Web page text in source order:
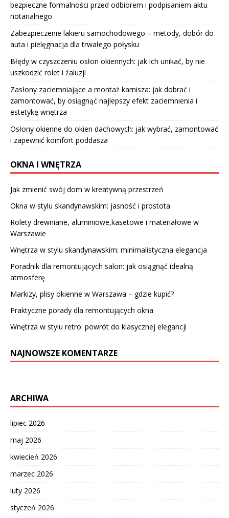
bezpieczne formalności przed odbiorem i podpisaniem aktu
notarialnego
Zabezpieczenie lakieru samochodowego – metody, dobór do
auta i pielęgnacja dla trwałego połysku
Błędy w czyszczeniu osłon okiennych: jak ich unikać, by nie
uszkodzić rolet i żaluzji
Zasłony zaciemniające a montaż karnisza: jak dobrać i
zamontować, by osiągnąć najlepszy efekt zaciemnienia i
estetykę wnętrza
Osłony okienne do okien dachowych: jak wybrać, zamontować
i zapewnić komfort poddasza
OKNA I WNĘTRZA
Jak zmienić swój dom w kreatywną przestrzeń
Okna w stylu skandynawskim: jasność i prostota
Rolety drewniane, aluminiowe,kasetowe i materiałowe w
Warszawie
Wnętrza w stylu skandynawskim: minimalistyczna elegancja
Poradnik dla remontujących salon: jak osiągnąć idealną
atmosferę
Markizy, plisy okienne w Warszawa – gdzie kupić?
Praktyczne porady dla remontujących okna
Wnętrza w stylu retro: powrót do klasycznej elegancji
NAJNOWSZE KOMENTARZE
ARCHIWA
lipiec 2026
maj 2026
kwiecień 2026
marzec 2026
luty 2026
styczeń 2026